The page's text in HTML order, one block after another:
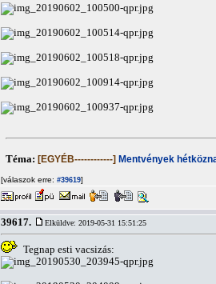
Téma: [EGYÉB------------] Mentvények
[válaszok erre: #39619]
39617. Elküldve: 2019-05-31 15:51:25
Tegnap esti vacsizás: